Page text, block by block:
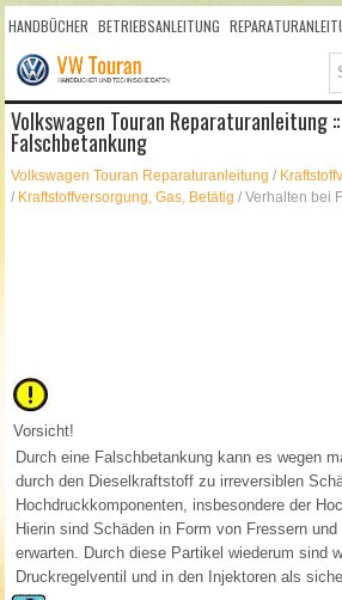
HANDBÜCHER BETRIEBSANLEITUNG
SUCHLAUF
Volkswagen Touran Reparaturanleitung
Falschbetankung
Volkswagen Touran Reparaturanleitung /
/ Kraftstoffversorgung, Gas, Betätig / Verhalten bei
Vorsicht!
Durch eine Falschbetankung kann es wegen
durch den Dieselkraftstoff zu irreversiblen
Hochdruckkomponenten, insbesondere der
Hierin sind Schäden in Form von Fressern
erwarten. Durch diese Partikel wiederum sind
Druckregelventil und in den Injektoren als